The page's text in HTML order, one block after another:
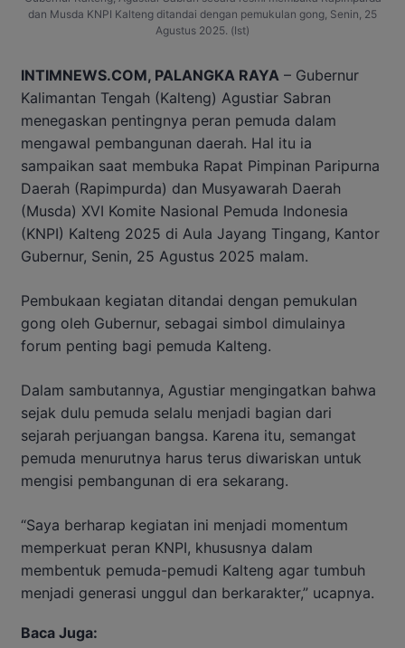
dan Musda KNPI Kalteng ditandai dengan pemukulan gong, Senin, 25
Agustus 2025. (Ist)
INTIMNEWS.COM, PALANGKA RAYA – Gubernur
Kalimantan Tengah (Kalteng) Agustiar Sabran
menegaskan pentingnya peran pemuda dalam
mengawal pembangunan daerah. Hal itu ia
sampaikan saat membuka Rapat Pimpinan Paripurna
Daerah (Rapimpurda) dan Musyawarah Daerah
(Musda) XVI Komite Nasional Pemuda Indonesia
(KNPI) Kalteng 2025 di Aula Jayang Tingang, Kantor
Gubernur, Senin, 25 Agustus 2025 malam.
Pembukaan kegiatan ditandai dengan pemukulan
gong oleh Gubernur, sebagai simbol dimulainya
forum penting bagi pemuda Kalteng.
Dalam sambutannya, Agustiar mengingatkan bahwa
sejak dulu pemuda selalu menjadi bagian dari
sejarah perjuangan bangsa. Karena itu, semangat
pemuda menurutnya harus terus diwariskan untuk
mengisi pembangunan di era sekarang.
“Saya berharap kegiatan ini menjadi momentum
memperkuat peran KNPI, khususnya dalam
membentuk pemuda-pemudi Kalteng agar tumbuh
menjadi generasi unggul dan berkarakter,” ucapnya.
Baca Juga: